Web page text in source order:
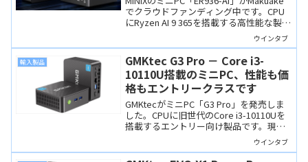
でクラウドファンディング中です。CPU
にRyzen AI 9 365を搭載する高性能な製品
でポート構成も充実、工具なしで筐体内
ウインタブ
輸入製品
GMKtec G3 Pro － Core i3-
10110U搭載のミニPC、性能も価
格もエントリークラスです
GMKtecがミニPC「G3 Pro」を発売しま
した。CPUに旧世代のCore i3-10110Uを
搭載するエントリー向け製品です。現行
エントリーCPUと比較しても性能面に優
位性は見られないので、サブPCや用途を
絞り、割り切って使うのに向きます。
ウインタブ